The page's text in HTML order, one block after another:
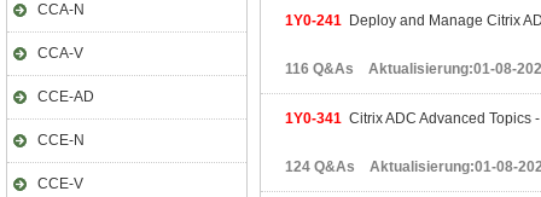
CCA-N
CCA-V
CCE-AD
CCE-N
CCE-V
1Y0-241 Deploy and Manage Citrix
116 Q&As Aktualisierung:01-08-
1Y0-341 Citrix ADC Advanced Topics
124 Q&As Aktualisierung:01-08-